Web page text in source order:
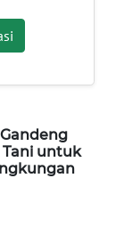
untuk